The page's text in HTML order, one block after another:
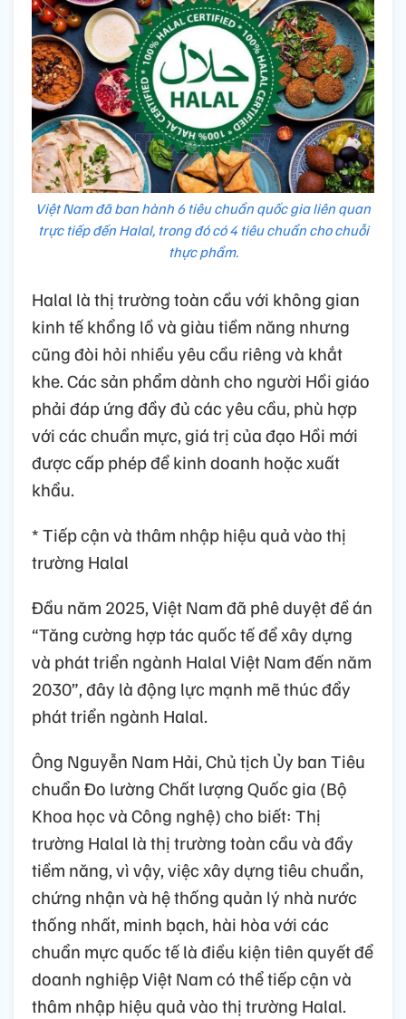
Việt Nam đã ban hành 6 tiêu chuẩn quốc gia liên quan
trực tiếp đến Halal, trong đó có 4 tiêu chuẩn cho chuỗi
thực phẩm.
Halal là thị trường toàn cầu với không gian
kinh tế khổng lồ và giàu tiềm năng nhưng
cũng đòi hỏi nhiều yêu cầu riêng và khắt
khe. Các sản phẩm dành cho người Hồi giáo
phải đáp ứng đầy đủ các yêu cầu, phù hợp
với các chuẩn mực, giá trị của đạo Hồi mới
được cấp phép để kinh doanh hoặc xuất
khẩu.
* Tiếp cận và thâm nhập hiệu quả vào thị
trường Halal
Đầu năm 2025, Việt Nam đã phê duyệt đề án
“Tăng cường hợp tác quốc tế để xây dựng
và phát triển ngành Halal Việt Nam đến năm
2030”, đây là động lực mạnh mẽ thúc đẩy
phát triển ngành Halal.
Ông Nguyễn Nam Hải, Chủ tịch Ủy ban Tiêu
chuẩn Đo lường Chất lượng Quốc gia (Bộ
Khoa học và Công nghệ) cho biết: Thị
trường Halal là thị trường toàn cầu và đầy
tiềm năng, vì vậy, việc xây dựng tiêu chuẩn,
chứng nhận và hệ thống quản lý nhà nước
thống nhất, minh bạch, hài hòa với các
chuẩn mực quốc tế là điều kiện tiên quyết để
doanh nghiệp Việt Nam có thể tiếp cận và
thâm nhập hiệu quả vào thị trường Halal.